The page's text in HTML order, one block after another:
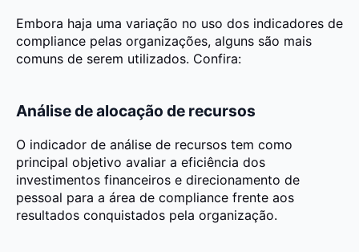
Embora haja uma variação no uso dos indicadores de
compliance pelas organizações, alguns são mais
comuns de serem utilizados. Confira:
Análise de alocação de recursos
O indicador de análise de recursos tem como
principal objetivo avaliar a eficiência dos
investimentos financeiros e direcionamento de
pessoal para a área de compliance frente aos
resultados conquistados pela organização.